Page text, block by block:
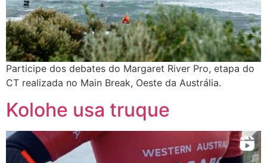
Participe dos debates do Margaret River Pro, etapa do
CT realizada no Main Break, Oeste da Austrália.
Kolohe usa truque